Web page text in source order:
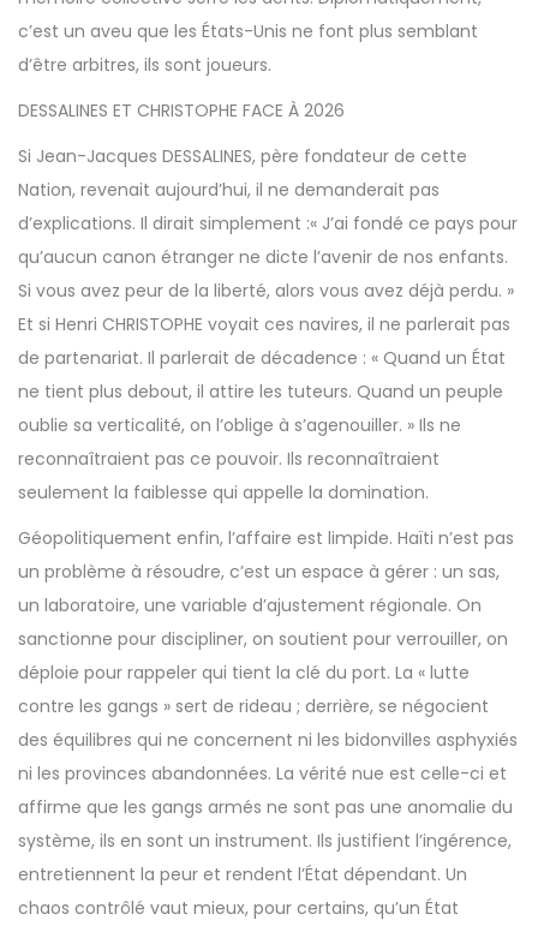
c’est un aveu que les États-Unis ne font plus semblant
d’être arbitres, ils sont joueurs.
DESSALINES ET CHRISTOPHE FACE À 2026
Si Jean-Jacques DESSALINES, père fondateur de cette
Nation, revenait aujourd’hui, il ne demanderait pas
d’explications. Il dirait simplement :« J’ai fondé ce pays pour
qu’aucun canon étranger ne dicte l’avenir de nos enfants.
Si vous avez peur de la liberté, alors vous avez déjà perdu. »
Et si Henri CHRISTOPHE voyait ces navires, il ne parlerait pas
de partenariat. Il parlerait de décadence : « Quand un État
ne tient plus debout, il attire les tuteurs. Quand un peuple
oublie sa verticalité, on l’oblige à s’agenouiller. » Ils ne
reconnaîtraient pas ce pouvoir. Ils reconnaîtraient
seulement la faiblesse qui appelle la domination.
Géopolitiquement enfin, l’affaire est limpide. Haïti n’est pas
un problème à résoudre, c’est un espace à gérer : un sas,
un laboratoire, une variable d’ajustement régionale. On
sanctionne pour discipliner, on soutient pour verrouiller, on
déploie pour rappeler qui tient la clé du port. La « lutte
contre les gangs » sert de rideau ; derrière, se négocient
des équilibres qui ne concernent ni les bidonvilles asphyxiés
ni les provinces abandonnées. La vérité nue est celle-ci et
affirme que les gangs armés ne sont pas une anomalie du
système, ils en sont un instrument. Ils justifient l’ingérence,
entretiennent la peur et rendent l’État dépendant. Un
chaos contrôlé vaut mieux, pour certains, qu’un État